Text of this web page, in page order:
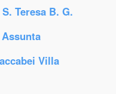
Teresa B. G.
Villa